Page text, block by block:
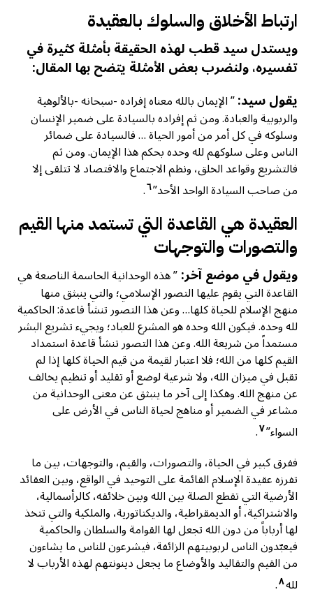
ارتباط الأخلاق والسلوك بالعقيدة
ويستدل سيد قطب لهذه الحقيقة بأمثلة كثيرة في
تفسيره، ولنضرب بعض الأمثلة يتضح بها المقال:
يقول سيد:” الإيمان بالله معناه إفراده -سبحانه -بالألوهية
والربوبية والعبادة. ومن ثم إفراده بالسيادة على ضمير الإنسان
وسلوكه في كل أمر من أمور الحياة … فالسيادة على ضمائر
الناس وعلى سلوكهم لله وحده بحكم هذا الإيمان. ومن ثم
فالتشريع وقواعد الخلق، ونظم الاجتماع والاقتصاد لا تتلقى إلا
من صاحب السيادة الواحد الأحد”٦.
العقيدة هي القاعدة التي تستمد منها القيم
والتصورات والتوجهات
ويقول في موضع آخر:” هذه الوحدانية الحاسمة الناصعة هي
القاعدة التي يقوم عليها التصور الإسلامي؛ والتي ينبثق منها
منهج الإسلام للحياة كلها… وعن هذا التصور تنشأ قاعدة: الحاكمية
لله وحده. فيكون الله وحده هو المشرع للعباد؛ ويجيء تشريع البشر
مستمداً من شريعة الله. وعن هذا التصور تنشأ قاعدة استمداد
القيم كلها من الله؛ فلا اعتبار لقيمة من قيم الحياة كلها إذا لم
تقبل في ميزان الله، ولا شرعية لوضع أو تقليد أو تنظيم يخالف
عن منهج الله. وهكذا إلى آخر ما ينبثق عن معنى الوحدانية من
مشاعر في الضمير أو مناهج لحياة الناس في الأرض على
السواء”٧.
ففرق كبير في الحياة، والتصورات، والقيم، والتوجهات، بين ما
تفرزه عقيدة الإسلام القائمة على التوحيد في الواقع، وبين العقائد
الأرضية التي تقطع الصلة بين الله وبين خلائقه، كالرأسمالية،
والاشتراكية، أو الديمقراطية، والديكتاتورية، والملكية والتي تتخذ
لها أرباباً من دون الله تجعل لها القوامة والسلطان والحاكمية
فيعبّدون الناس لربوبيتهم الزائفة، فيشرعون للناس ما يشاءون
من القيم والتقاليد والأوضاع ما يجعل دينونتهم لهذه الأرباب لا
لله٨.